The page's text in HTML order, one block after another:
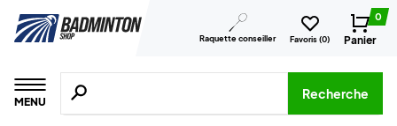
Raquette conseiller Favoris (0)
0
Panier
MENU
Recherche de produits, de marques, etc.
Recherche